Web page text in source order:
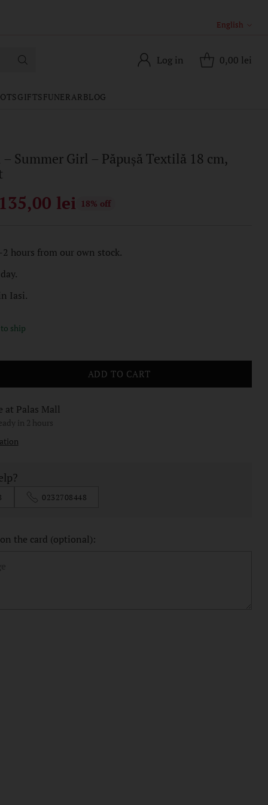
Log in 0,00 lei
GIFTSFUNERARBLOG
English
Summer Girl – Păpușă Textilă 18 cm,
lei 18% off
hours from our own stock.
Iasi.
ship
ADD TO CART
at Palas Mall
in 2 hours
0232708448
the card (optional):